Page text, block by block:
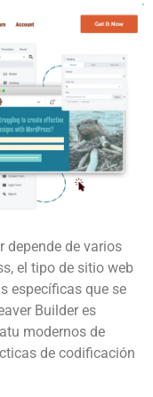
depende de varios
el tipo de sitio web
específicas que se
Builder es
modernos de
de codificación